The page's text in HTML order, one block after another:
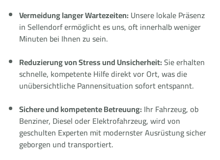
Vermeidung langer Wartezeiten: Unsere lokale Präsenz
in Sellendorf ermöglicht es uns, oft innerhalb weniger
Minuten bei Ihnen zu sein.
Reduzierung von Stress und Unsicherheit:Sie erhalten
schnelle, kompetente Hilfe direkt vor Ort, was die
unübersichtliche Pannensituation sofort entspannt.
Sichere und kompetente Betreuung: Ihr Fahrzeug, ob
Benziner, Diesel oder Elektrofahrzeug, wird von
geschulten Experten mit modernster Ausrüstung sicher
geborgen und transportiert.